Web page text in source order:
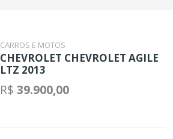
CARROS E MOTOS
CHEVROLET CHEVROLET AGILE
LTZ 2013
R$39.900,00